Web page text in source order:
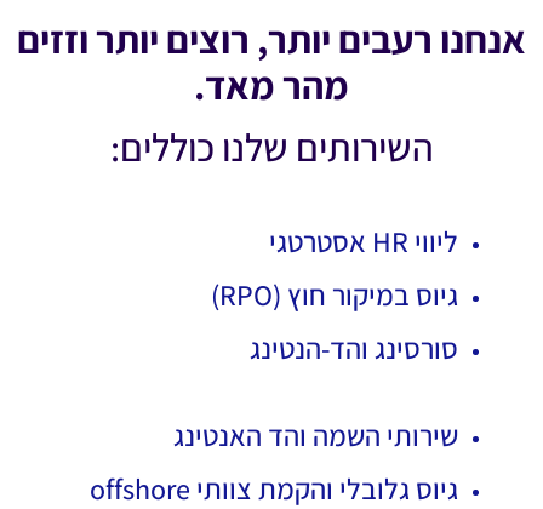
אנחנו רעבים יותר, רוצים יותר וזזים
מהר מאד.
השירותים שלנו כוללים:
ליווי HR אסטרטגי
גיוס במיקור חוץ (RPO)
סורסינג והד-הנטינג
שירותי השמה והד האנטינג
גיוס גלובלי והקמת צוותי offshore